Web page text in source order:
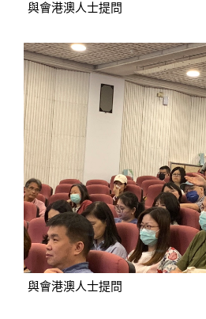
與會港澳人士提問
與會港澳人士提問